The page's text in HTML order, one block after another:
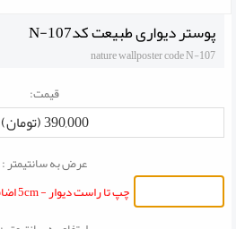
پوستر دیواری طبیعت کدN-107
nature wallposter code N-107
قیمت:
390,000 (تومان)
عرض به سانتیمتر :
چپ تا راست دیوار - 5cm اضافه شود